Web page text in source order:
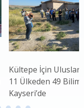
Kültepe İçin
11 Ülkeden 49 Bilim
Kayseri’de